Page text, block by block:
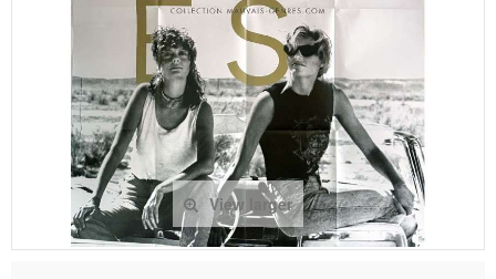
View larger